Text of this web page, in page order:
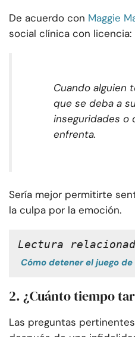
De acuerdo con Maggie
social clínica con licencia:
Cuando alguien
que se deba a
inseguridades o
enfrenta.
Sería mejor permitirte
la culpa por la emoción.
Lectura
Cómo detener el juego
2. ¿Cuánto tiempo
Las preguntas